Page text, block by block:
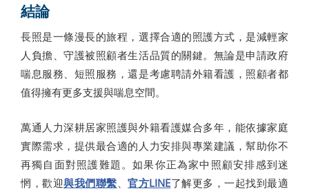
結論
長照是一條漫長的旅程，選擇合適的照護方式，是減輕家
人負擔、守護被照顧者生活品質的關鍵。無論是申請政府
喘息服務、短照服務，還是考慮聘請外籍看護，照顧者都
值得擁有更多支援與喘息空間。
萬通人力深耕居家照護與外籍看護媒合多年，能依據家庭
實際需求，提供最合適的人力安排與專業建議，幫助你不
再獨自面對照護難題。如果你正為家中照顧安排感到迷
惘，歡迎與我們聯繫 、官方LINE了解更多，一起找到最適